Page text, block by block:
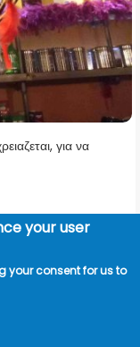
για να
your user
your consent for us to